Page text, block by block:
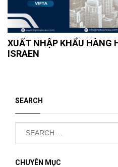
XUẤT NHẬP KHẨU HÀNG
ISRAEN
SEARCH
CHUYÊN MỤC